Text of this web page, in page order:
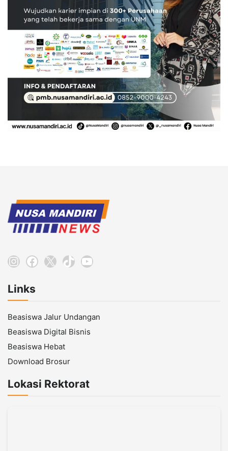
Instagram
Facebook
X TikTokYouTube
Links
Beasiswa Jalur Undangan
Beasiswa Digital Bisnis
Beasiswa Hebat
Download Brosur
Lokasi Rektorat